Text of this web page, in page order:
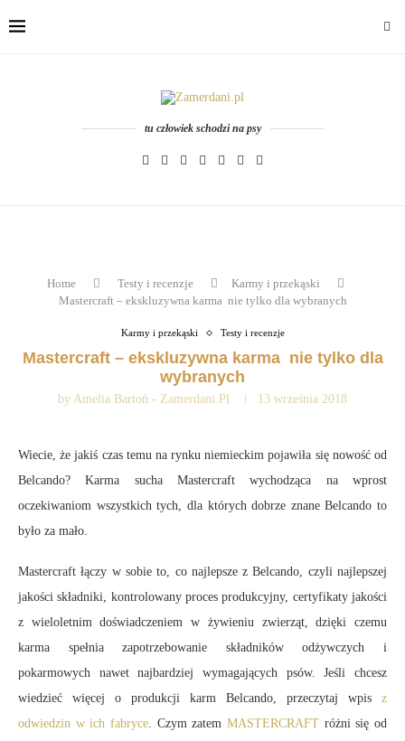
tu człowiek schodzi na psy
Home Testy i recenzje
Karmy i przekąski
Mastercraft – ekskluzywna karma nie tylko dla wybranych
Karmy i przekąski Testy i recenzje
Mastercraft – ekskluzywna karma nie tylko dla
wybranych
by Amelia Bartoń - Zamerdani.pl 13 września 2018
Wiecie, że jakiś czas temu na rynku niemieckim pojawiła się nowość od
Belcando? Karma sucha Mastercraft wychodząca na wprost
oczekiwaniom wszystkich tych, dla których dobrze znane Belcando to
było za mało.
Mastercraft łączy w sobie to, co najlepsze z Belcando, czyli najlepszej
jakości składniki, kontrolowany proces produkcyjny, certyfikaty jakości
z wieloletnim doświadczeniem w żywieniu zwierząt, dzięki czemu
karma spełnia zapotrzebowanie składników odżywczych i
pokarmowych nawet najbardziej wymagających psów. Jeśli chcesz
wiedzieć więcej o produkcji karm Belcando, przeczytaj wpis z
odwiedzin w ich fabryce. Czym zatem MASTERCRAFT różni się od